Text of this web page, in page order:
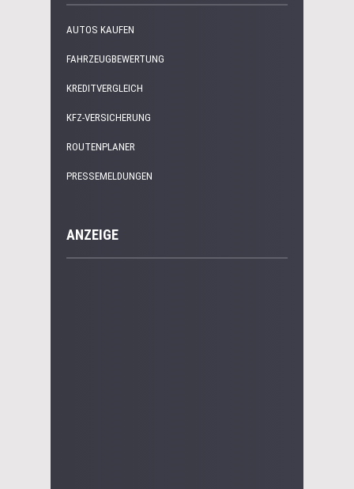
AUTOS KAUFEN
FAHRZEUGBEWERTUNG
KREDITVERGLEICH
KFZ-VERSICHERUNG
ROUTENPLANER
PRESSEMELDUNGEN
ANZEIGE